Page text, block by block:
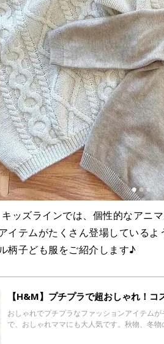
ッズラインでは、個性的なアニ
イテムがたくさん登場している
柄子ども服をご紹介します♪
【H&M】プチプラで超おしゃれ！
おしゃれでプチプラなファッションアイテム
で、おしゃれママにも大人気です。秋物、冬